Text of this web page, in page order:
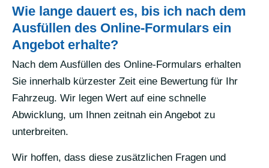
Wie lange dauert es, bis ich nach dem
Ausfüllen des Online-Formulars ein
Angebot erhalte?
Nach dem Ausfüllen des Online-Formulars erhalten
Sie innerhalb kürzester Zeit eine Bewertung für Ihr
Fahrzeug. Wir legen Wert auf eine schnelle
Abwicklung, um Ihnen zeitnah ein Angebot zu
unterbreiten.
Wir hoffen, dass diese zusätzlichen Fragen und